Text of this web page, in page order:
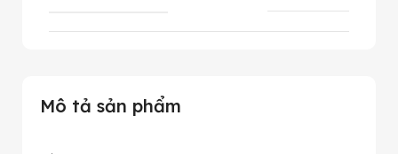
Mô tả sản phẩm